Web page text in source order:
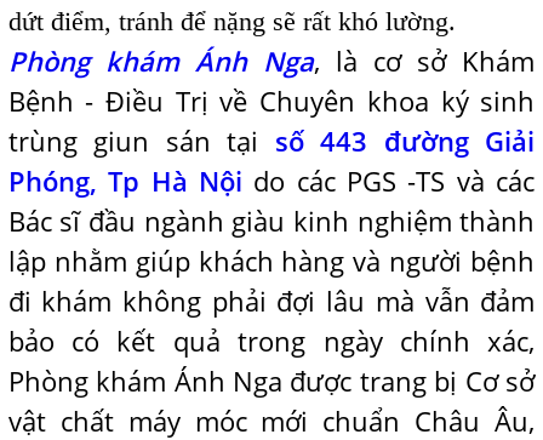
dứt điểm, tránh để nặng sẽ rất khó lường.
Phòng khám Ánh Nga, là cơ sở Khám
Bệnh - Điều Trị về Chuyên khoa ký sinh
trùng giun sán tại số 443 đường Giải
Phóng, Tp Hà Nội do các PGS -TS và các
Bác sĩ đầu ngành giàu kinh nghiệm thành
lập nhằm giúp khách hàng và người bệnh
đi khám không phải đợi lâu mà vẫn đảm
bảo có kết quả trong ngày chính xác,
Phòng khám Ánh Nga được trang bị Cơ sở
vật chất máy móc mới chuẩn Châu Âu,